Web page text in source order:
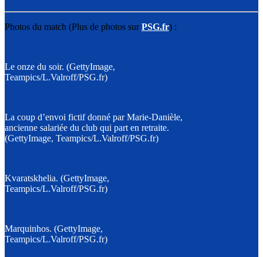
Photos du match (Plus de photos surPSG.fr) :
Le onze du soir. (GettyImage,
Teampics/L.Valroff/PSG.fr)
La coup d’envoi fictif donné par Marie-Danièle,
ancienne salariée du club qui part en retraite.
(GettyImage, Teampics/L.Valroff/PSG.fr)
Kvaratskhelia. (GettyImage,
Teampics/L.Valroff/PSG.fr)
Marquinhos. (GettyImage,
Teampics/L.Valroff/PSG.fr)